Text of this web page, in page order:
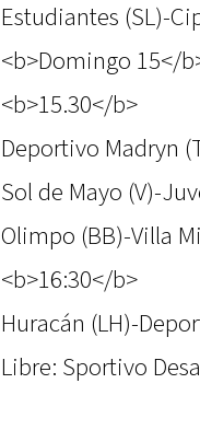
Estudiantes (SL)-
<b>Domingo 15</
<b>15.30</b>
Deportivo Madryn
Sol de Mayo (V)-
Olimpo (BB)-Villa
<b>16:30</b>
Huracán (LH)-
Libre: Sportivo